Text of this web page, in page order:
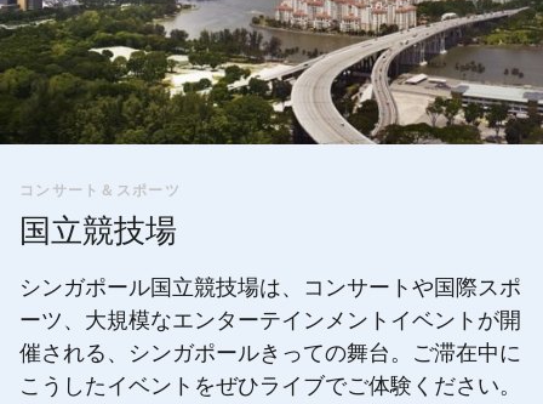
コンサート＆スポーツ
国立競技場
シンガポール国立競技場は、コンサートや国際スポ
ーツ、大規模なエンターテインメントイベントが開
催される、シンガポールきっての舞台。ご滞在中に
こうしたイベントをぜひライブでご体験ください。